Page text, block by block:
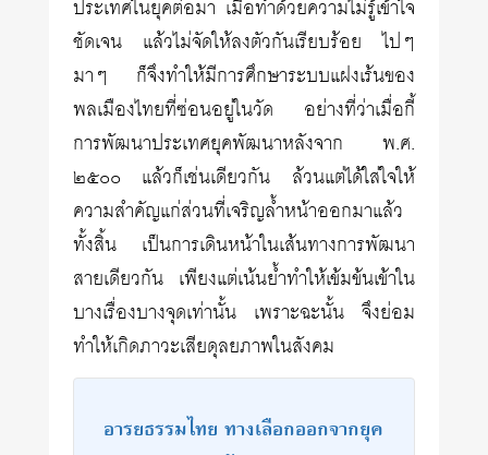
ประเทศในยุคต่อมา เมื่อทำด้วยความไม่รู้เข้าใจ
ชัดเจน แล้วไม่จัดให้ลงตัวกันเรียบร้อย ไปๆ
มาๆ ก็จึงทำให้มีการศึกษาระบบแฝงเร้นของ
พลเมืองไทยที่ซ่อนอยู่ในวัด อย่างที่ว่าเมื่อกี้
การพัฒนาประเทศยุคพัฒนาหลังจาก พ.ศ.
๒๕๐๐ แล้วก็เช่นเดียวกัน ล้วนแต่ได้ใส่ใจให้
ความสำคัญแก่ส่วนที่เจริญล้ำหน้าออกมาแล้ว
ทั้งสิ้น เป็นการเดินหน้าในเส้นทางการพัฒนา
สายเดียวกัน เพียงแต่เน้นย้ำทำให้เข้มข้นเข้าใน
บางเรื่องบางจุดเท่านั้น เพราะฉะนั้น จึงย่อม
ทำให้เกิดภาวะเสียดุลยภาพในสังคม
อารยธรรมไทย ทางเลือกออกจากยุค